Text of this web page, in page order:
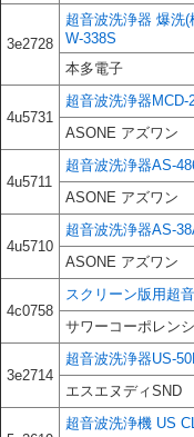
3e2728
超音波洗浄器 爆洗(
W-338S
本多電子
4u5731
超音波洗浄器MCD-
ASONE アズワン
4u5711
超音波洗浄器AS-
ASONE アズワン
4u5710
超音波洗浄器AS-
ASONE アズワン
4c0758
スクリーン版用超
サワーコーポレン
3e2714
超音波洗浄器US-
エスエヌディSND
超音波洗浄機 US